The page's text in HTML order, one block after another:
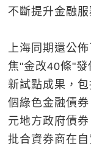
不斷提升金融
上海同期還公
焦"金改40條"發
新試點成果，
個綠色金融債
元地方政府債
批合資券商在自